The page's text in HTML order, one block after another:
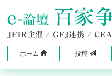
ホーム 投稿